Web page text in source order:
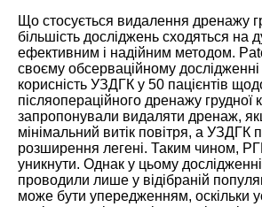
Що стосується видалення дренажу
більшість досліджень сходяться на
ефективним і надійним методом.
своєму обсерваційному
корисність УЗДГК у 50 пацієнтів
післяопераційного дренажу грудної
запропонували видаляти дренаж,
мінімальний витік повітря, а УЗДГК
розширення легені. Таким чином,
уникнути. Однак у цьому
проводили лише у відібраній
може бути упередженням, оскільки